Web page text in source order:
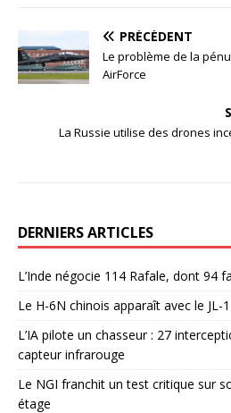
PRÉCÉDENT
Le problème de la
AirForce
La Russie utilise des drones
DERNIERS ARTICLES
L’Inde négocie 114 Rafale, dont 94
Le H-6N chinois apparaît avec le JL-
L’IA pilote un chasseur : 27
capteur infrarouge
Le NGI franchit un test critique sur
étage